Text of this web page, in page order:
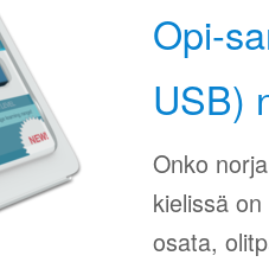
Opi-
USB)
Onko
kielissä
osata,